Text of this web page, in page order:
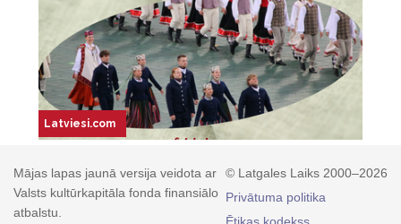
© Latgales Laiks 2000–2026
Privātuma politika
Mājas lapas jaunā versija veidota ar
Valsts kultūrkapitāla fonda finansiālo
atbalstu.